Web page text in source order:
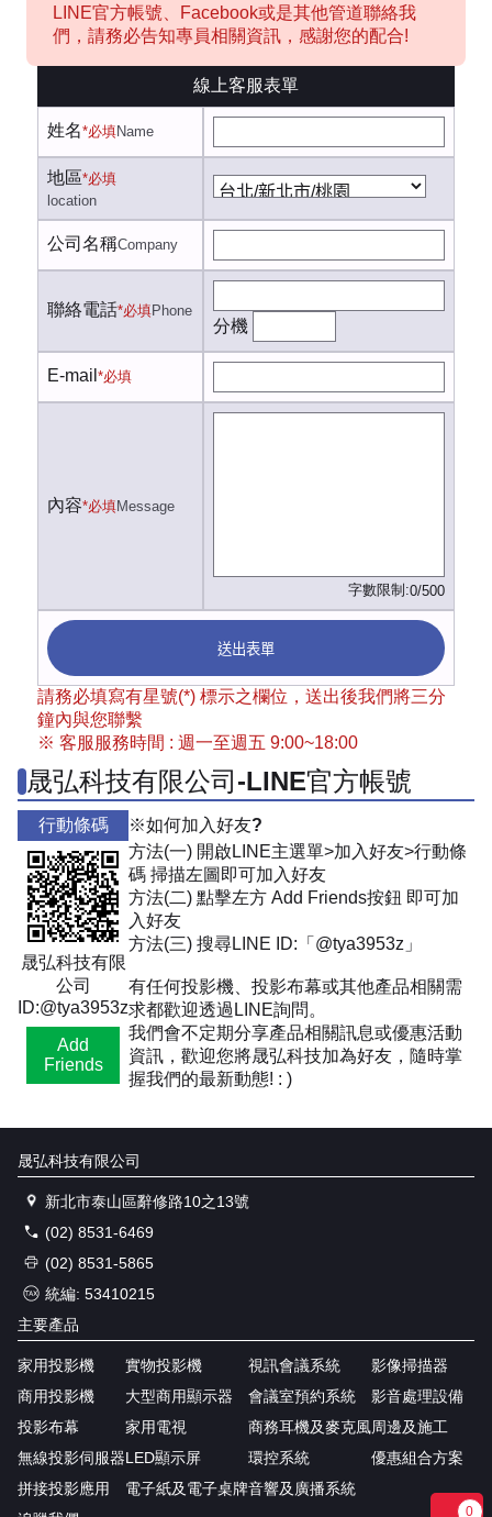
LINE官方帳號、Facebook或是其他管道聯絡我
們，請務必告知專員相關資訊，感謝您的配合!
線上客服表單
姓名*必填Name
地區*必填
location
公司名稱Company
聯絡電話*必填Phone
分機
E-mail *必填
內容*必填Message
字數限制:0/500
送出表單
請務必填寫有星號(*) 標示之欄位，送出後我們將三分
鐘內與您聯繫
※ 客服服務時間 : 週一至週五 9:00~18:00
晟弘科技有限公司-LINE官方帳號
行動條碼
晟弘科技有限
公司
ID:@tya3953z
Add
Friends
※如何加入好友?
方法(一) 開啟LINE主選單>加入好友>行動條
碼 掃描左圖即可加入好友
方法(二) 點擊左方 Add Friends按鈕 即可加
入好友
方法(三) 搜尋LINE ID:「@tya3953z」
有任何投影機、投影布幕或其他產品相關需
求都歡迎透過LINE詢問。
我們會不定期分享產品相關訊息或優惠活動
資訊，歡迎您將晟弘科技加為好友，隨時掌
握我們的最新動態! : )
晟弘科技有限公司
新北市泰山區辭修路10之13號
(02) 8531-6469
(02) 8531-5865
統編: 53410215
主要產品
家用投影機
商用投影機
投影布幕
無線投影伺服器
拼接投影應用
實物投影機
大型商用顯示器
家用電視
LED顯示屏
電子紙及電子桌牌
視訊會議系統
會議室預約系統
商務耳機及麥克風
環控系統
音響及廣播系統
影像掃描器
影音處理設備
周邊及施工
優惠組合方案
0